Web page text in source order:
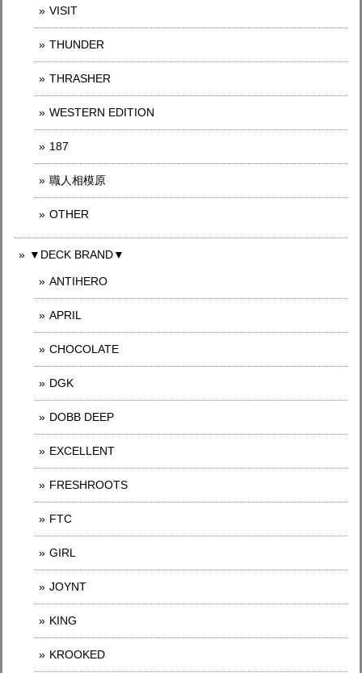
VISIT
THUNDER
THRASHER
WESTERN EDITION
187
職人相模原
OTHER
▼DECK BRAND▼
ANTIHERO
APRIL
CHOCOLATE
DGK
DOBB DEEP
EXCELLENT
FRESHROOTS
FTC
GIRL
JOYNT
KING
KROOKED